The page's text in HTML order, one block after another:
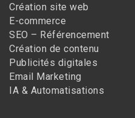
Création site web
E-commerce
SEO – Référencement
Création de contenu
Publicités digitales
Email Marketing
IA & Automatisations